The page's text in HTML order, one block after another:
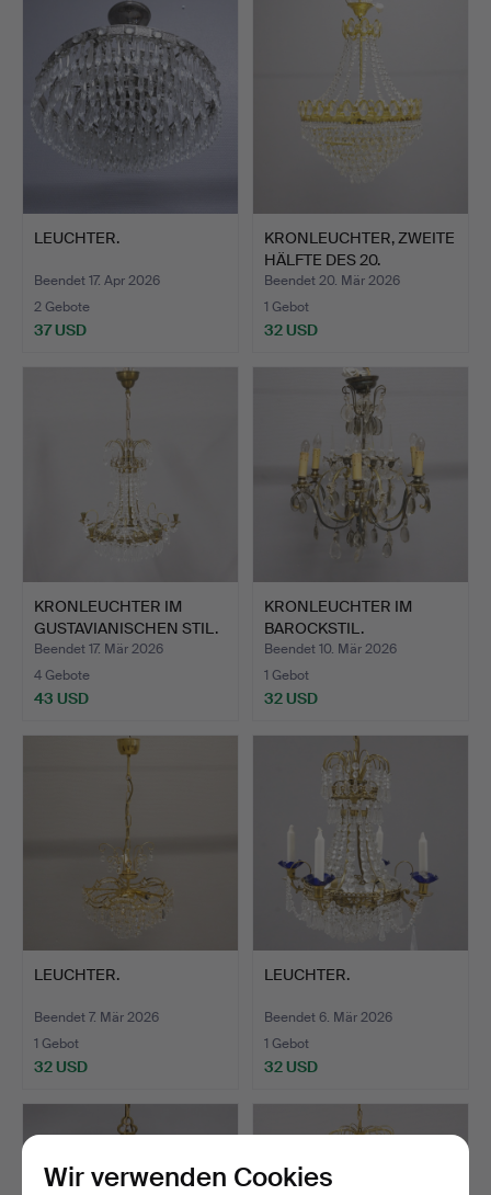
LEUCHTER.
Beendet 17. Apr 2026
2 Gebote
37 USD
KRONLEUCHTER, ZWEITE
HÄLFTE DES 20.
JAHRHU…
Beendet 20. Mär 2026
1 Gebot
32 USD
KRONLEUCHTER IM
GUSTAVIANISCHEN STIL.
Beendet 17. Mär 2026
4 Gebote
43 USD
KRONLEUCHTER IM
BAROCKSTIL.
Beendet 10. Mär 2026
1 Gebot
32 USD
LEUCHTER.
Beendet 7. Mär 2026
1 Gebot
32 USD
LEUCHTER.
Beendet 6. Mär 2026
1 Gebot
32 USD
Wir verwenden Cookies